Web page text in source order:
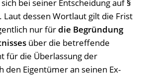
bei seiner Entscheidung auf§
. Laut dessen Wortlaut gilt die Frist
nur fürdie Begründung
über die betreffende
für die Überlassung der
den Eigentümer an seinen Ex-